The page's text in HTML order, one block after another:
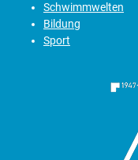
Schwimmwelten
Bildung
Sport